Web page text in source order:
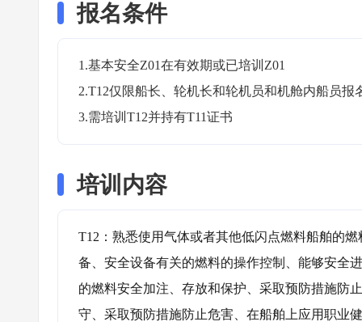
报名条件
1.基本安全Z01在有效期或已培训Z01
2.T12仅限船长、轮机长和轮机员和机舱内船员
3.需培训T12并持有T11证书
培训内容
T12：熟悉使用气体或者其他低闪点燃料船舶的
备、安全设备有关的燃料的操作控制、能够安全
的燃料安全加注、存放和保护、采取预防措施防
守、采取预防措施防止危害、在船舶上应用职业